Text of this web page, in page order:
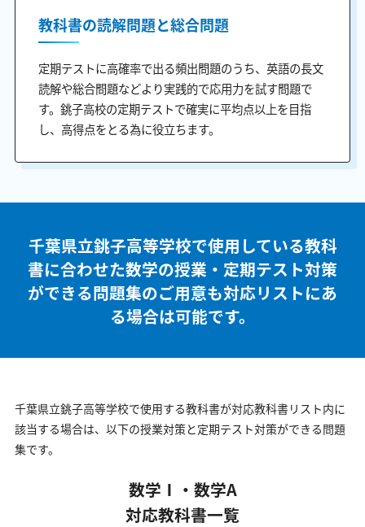
教科書の読解問題と総合問題
定期テストに高確率で出る頻出問題のうち、英語の長文
読解や総合問題などより実践的で応用力を試す問題で
す。銚子高校の定期テストで確実に平均点以上を目指
し、高得点をとる為に役立ちます。
千葉県立銚子高等学校で使用している教科
書に合わせた数学の授業・定期テスト対策
ができる問題集のご用意も対応リストにあ
る場合は可能です。
千葉県立銚子高等学校で使用する教科書が対応教科書リスト内に
該当する場合は、以下の授業対策と定期テスト対策ができる問題
集です。
数学Ⅰ・数学A
対応教科書一覧